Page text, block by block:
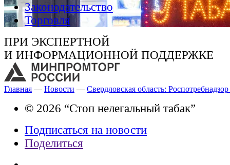
Законодательство
Торговля
ПРИ ЭКСПЕРТНОЙ
И ИНФОРМАЦИОННОЙ ПОДДЕРЖКЕ
Главная — Новости — Свердловская область:
© 2026 “Стоп нелегальный табак”
Подписаться на новости
Поделиться